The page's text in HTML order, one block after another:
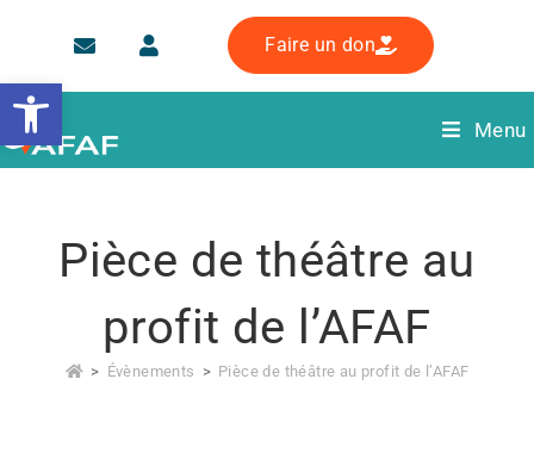
Ouvrir la barre d’outils
Faire un don
Menu
Pièce de théâtre au
profit de l’AFAF
> Évènements > Pièce de théâtre au profit de l’AFAF